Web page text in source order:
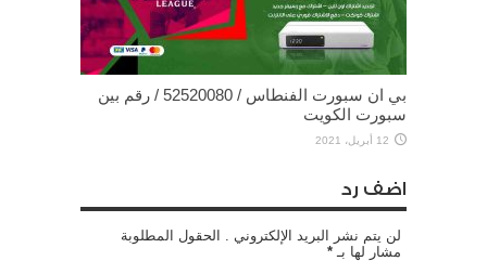
بي ان سبورت الفنطاس / 52520080 / رقم بين
سبورت الكويت
12 أبريل، 2021
اضف رد
لن يتم نشر البريد الإلكتروني . الحقول المطلوبة
مشار لها بـ *